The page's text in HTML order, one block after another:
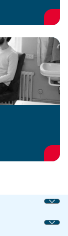
Toon
Toon